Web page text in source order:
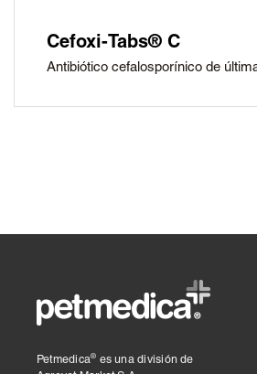
Cefoxi-Tabs® C
Antibiótico cefalosporínico de
Petmedica® es una división de